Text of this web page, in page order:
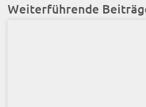
Weiterführende